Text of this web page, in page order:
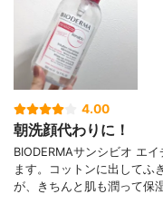
4.00
朝洗顔代わりに！
BIODERMAサンシビオ エ
ます。コットンに出してふ
が、きちんと肌も潤って保